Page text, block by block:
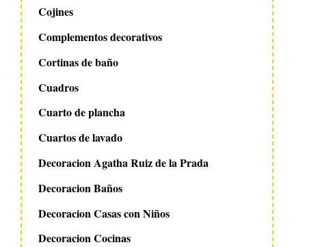
Cojines
Complementos decorativos
Cortinas de baño
Cuadros
Cuarto de plancha
Cuartos de lavado
Decoracion Agatha Ruiz de la Prada
Decoracion Baños
Decoracion Casas con Niños
Decoracion Cocinas